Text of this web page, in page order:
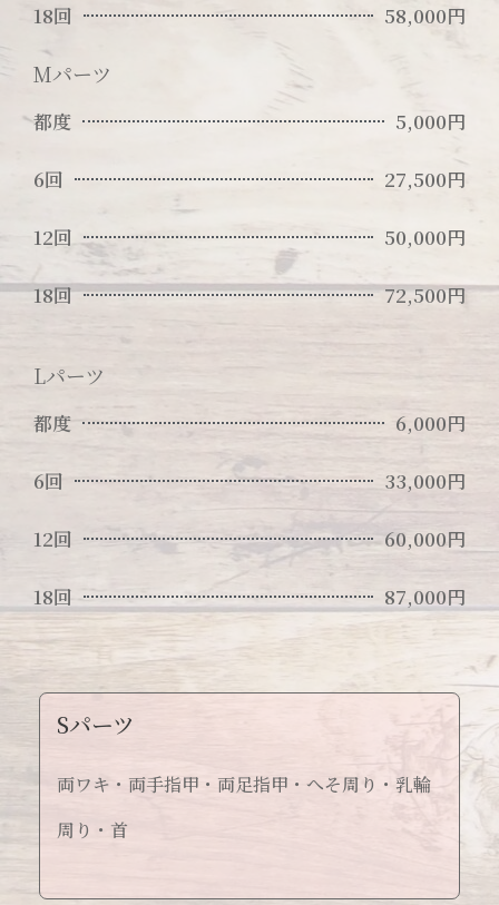
18回 58,000円
Mパーツ
都度 5,000円
6回 27,500円
12回 50,000円
18回 72,500円
Lパーツ
都度 6,000円
6回 33,000円
12回 60,000円
18回 87,000円
Sパーツ
両ワキ・両手指甲・両足指甲・へそ周り・乳輪
周り・首